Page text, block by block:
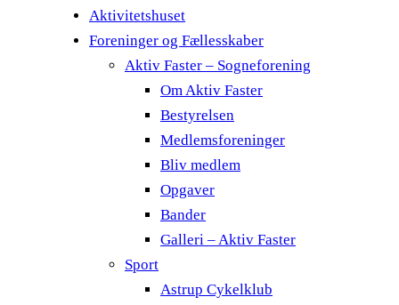
Aktivitetshuset
Foreninger og Fællesskaber
Aktiv Faster – Sogneforening
Om Aktiv Faster
Bestyrelsen
Medlemsforeninger
Bliv medlem
Opgaver
Bander
Galleri – Aktiv Faster
Sport
Astrup Cykelklub